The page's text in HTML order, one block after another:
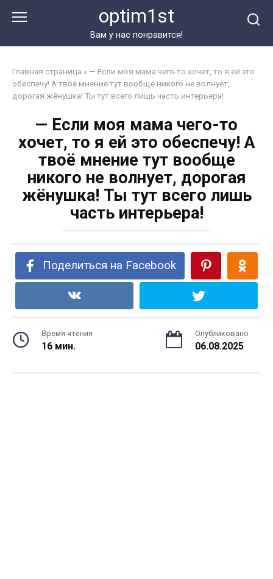
optim1st
Вам у нас понравится!
Главная страница » — Если моя мама чего-то хочет, то я ей это
обеспечу! А твоё мнение тут вообще никого не волнует,
дорогая жёнушка! Ты тут всего лишь часть интерьера!
— Если моя мама чего-то
хочет, то я ей это обеспечу! А
твоё мнение тут вообще
никого не волнует, дорогая
жёнушка! Ты тут всего лишь
часть интерьера!
Поделиться на Facebook
Время чтения
16 мин.
Опубликовано
06.08.2025